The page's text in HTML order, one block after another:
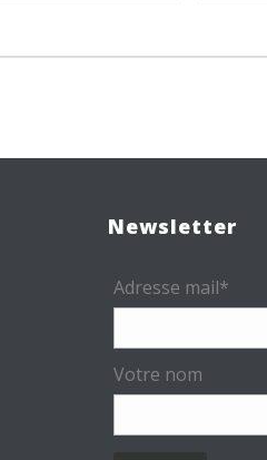
Newsletter
Adresse mail*
Votre nom